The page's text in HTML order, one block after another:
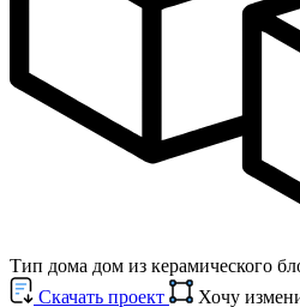
Тип дома дом из керамического
Cкачать проект
Хочу